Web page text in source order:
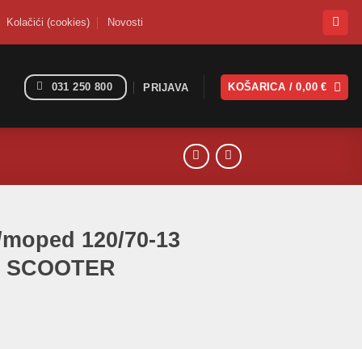
Kolačići (cookies) Novosti
031 250 800 PRIJAVA KOŠARICA /0,00€
120/70-13